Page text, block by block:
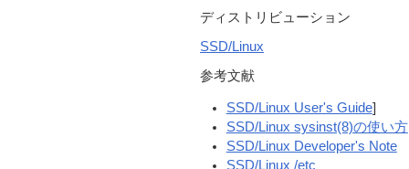
ディストリビューション
SSD/Linux
参考文献
SSD/Linux User's Guide]
SSD/Linux sysinst(8)の使い方
SSD/Linux Developer's Note
SSD/Linux /etc